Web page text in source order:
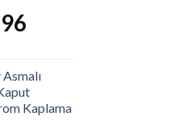
Kaplama